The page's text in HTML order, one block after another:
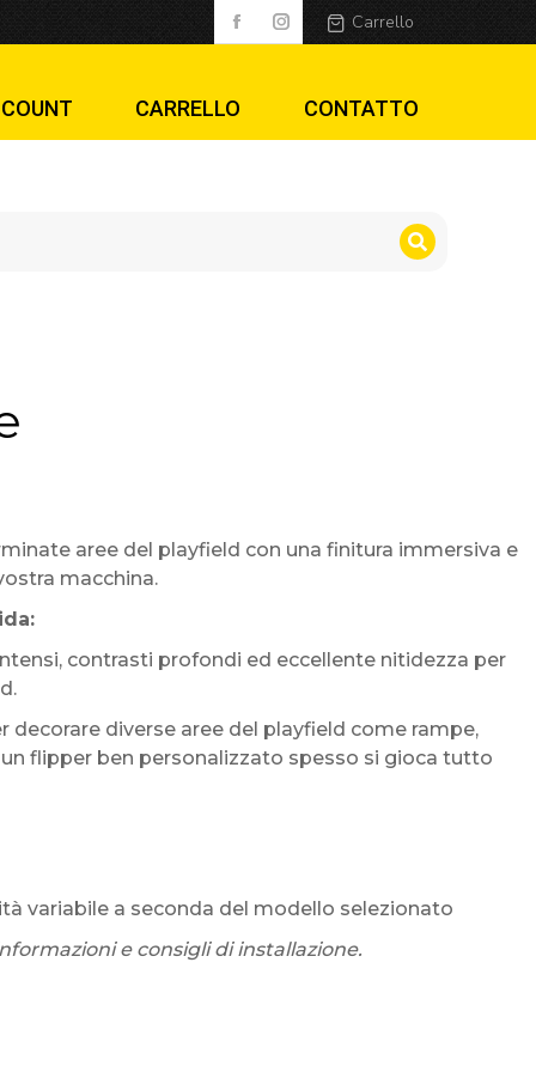
Carrello
CARRELLO CONTATTO
aree del playfield con una finitura immersiva e
macchina.
contrasti profondi ed eccellente nitidezza per
diverse aree del playfield come rampe,
flipper ben personalizzato spesso si gioca tutto
variabile a seconda del modello selezionato
e consigli di installazione.